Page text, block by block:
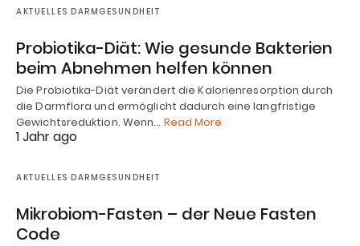
AKTUELLES DARMGESUNDHEIT
Probiotika-Diät: Wie gesunde Bakterien
beim Abnehmen helfen können
Die Probiotika-Diät verändert die Kalorienresorption durch
die Darmflora und ermöglicht dadurch eine langfristige
Gewichtsreduktion. Wenn… Read More
1 Jahr ago
AKTUELLES DARMGESUNDHEIT
Mikrobiom-Fasten – der Neue Fasten
Code